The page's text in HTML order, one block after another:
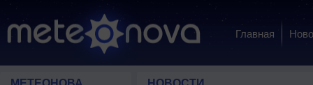
Главная